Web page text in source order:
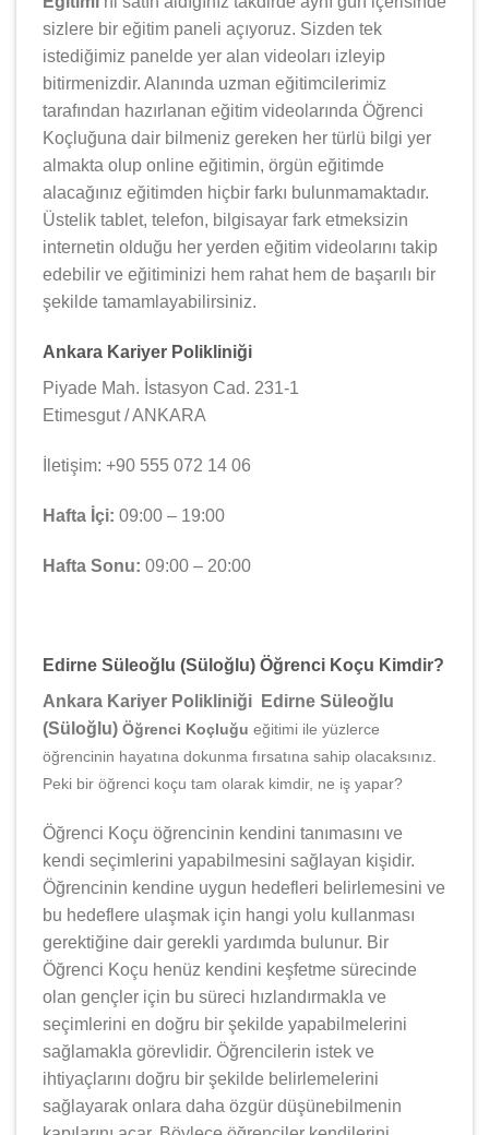
sizlere bir eğitim paneli açıyoruz. Sizden tek
istediğimiz panelde yer alan videoları izleyip
bitirmenizdir. Alanında uzman eğitimcilerimiz
tarafından hazırlanan eğitim videolarında Öğrenci
Koçluğuna dair bilmeniz gereken her türlü bilgi yer
almakta olup online eğitimin, örgün eğitimde
alacağınız eğitimden hiçbir farkı bulunmamaktadır.
Üstelik tablet, telefon, bilgisayar fark etmeksizin
internetin olduğu her yerden eğitim videolarını takip
edebilir ve eğitiminizi hem rahat hem de başarılı bir
şekilde tamamlayabilirsiniz.
Ankara Kariyer Polikliniği
Piyade Mah. İstasyon Cad. 231-1
Etimesgut / ANKARA
İletişim: +90 555 072 14 06
Hafta İçi: 09:00 – 19:00
Hafta Sonu: 09:00 – 20:00
Edirne Süleoğlu (Süloğlu) Öğrenci Koçu Kimdir?
Ankara Kariyer Polikliniği Edirne Süleoğlu
(Süloğlu) Öğrenci Koçluğu eğitimi ile yüzlerce
öğrencinin hayatına dokunma fırsatına sahip olacaksınız.
Peki bir öğrenci koçu tam olarak kimdir, ne iş yapar?
Öğrenci Koçu öğrencinin kendini tanımasını ve
kendi seçimlerini yapabilmesini sağlayan kişidir.
Öğrencinin kendine uygun hedefleri belirlemesini ve
bu hedeflere ulaşmak için hangi yolu kullanması
gerektiğine dair gerekli yardımda bulunur. Bir
Öğrenci Koçu henüz kendini keşfetme sürecinde
olan gençler için bu süreci hızlandırmakla ve
seçimlerini en doğru bir şekilde yapabilmelerini
sağlamakla görevlidir. Öğrencilerin istek ve
ihtiyaçlarını doğru bir şekilde belirlemelerini
sağlayarak onlara daha özgür düşünebilmenin